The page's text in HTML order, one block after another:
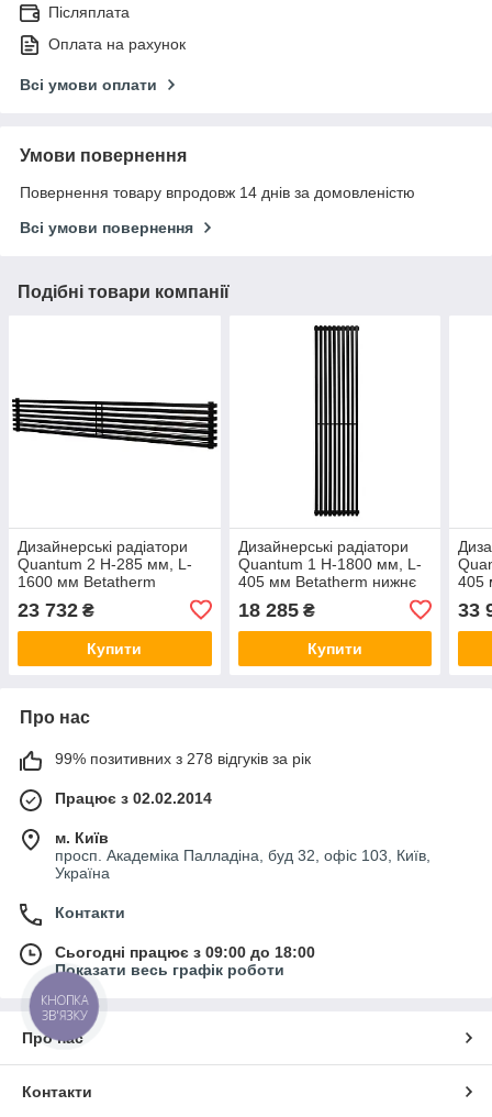
Післяплата
Оплата на рахунок
Всі умови оплати
Умови повернення
Повернення товару впродовж 14 днів за домовленістю
Всі умови повернення
Подібні товари компанії
Дизайнерські радіатори
Quantum 2 H-285 мм, L-
1600 мм Betatherm
горизонтальні з боковим
підключенням
23 732 ₴
Купити
Дизайнерські радіатори
Quantum 1 H-1800 мм, L-
405 мм Betatherm нижнє
18 285₴
Купити
405
33
Про нас
99% позитивних з 278 відгуків за рік
Працює з 02.02.2014
м. Київ
просп. Академіка Палладіна, буд 32, офіс 103, Київ,
Україна
Контакти
Сьогодні працює з 09:00 до 18:00
Показати весь графік роботи
Про нас
Контакти
КНОПКА
ЗВ'ЯЗКУ